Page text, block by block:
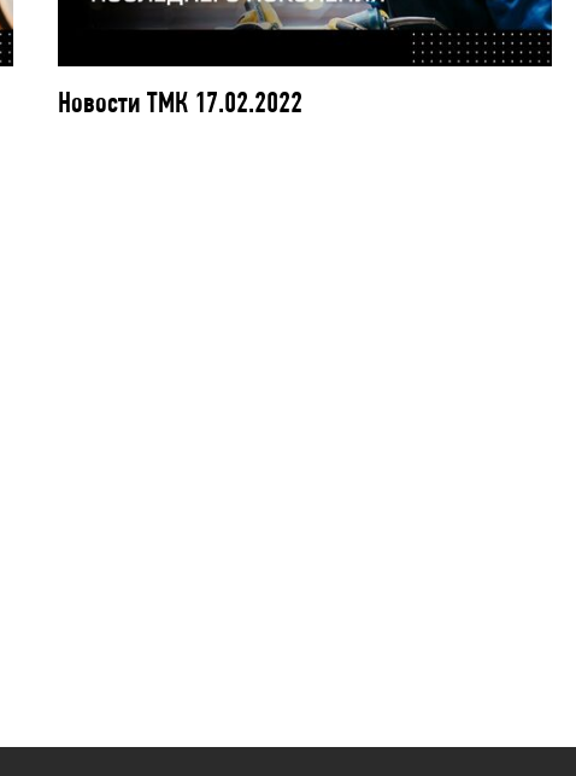
Новости ТМК 17.02.2022